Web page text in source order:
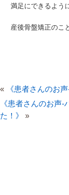
満足にできるよう
産後骨盤矯正のこ
«
《患者さんのお
《患者さんのお声
た！》
»